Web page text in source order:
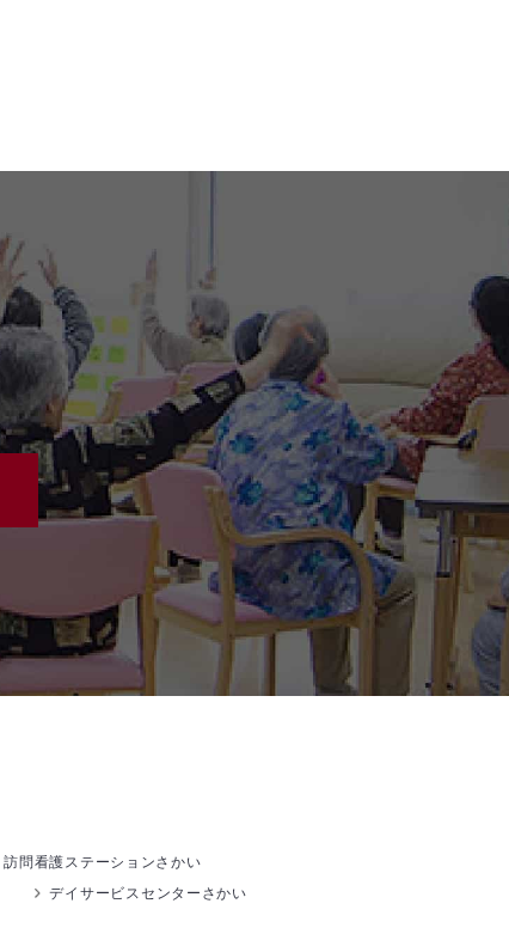
訪問看護ステーションさかい
デイサービスセンターさかい